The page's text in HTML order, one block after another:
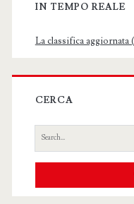
IN TEMPO REALE
La classifica aggiornata
CERCA
Search
for: